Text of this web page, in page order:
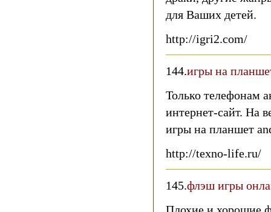
для Ваших детей.
http://igri2.com/
144.игры на
Только телефонам
интернет-сайт. На
игры на планшет
http://texno-life.ru/
145.флэш игры